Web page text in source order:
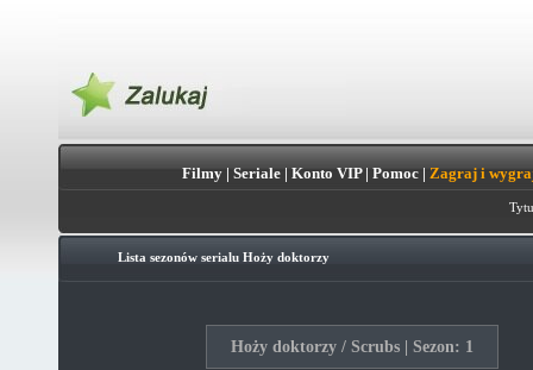
Filmy| Seriale| Konto VIP| Pomoc| Zagraj i
Lista sezonów serialu Hoży doktorzy
Hoży doktorzy / Scrubs | Sezon: 1